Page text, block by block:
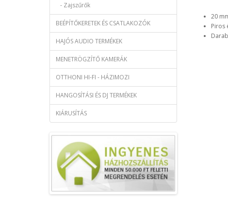
- Zajszűrők
BEÉPÍTŐKERETEK ÉS CSATLAKOZÓK
HAJÓS AUDIO TERMÉKEK
MENETRÖGZÍTŐ KAMERÁK
OTTHONI HI-FI - HÁZIMOZI
HANGOSÍTÁSI ÉS DJ TERMÉKEK
KIÁRUSÍTÁS
20
Piros